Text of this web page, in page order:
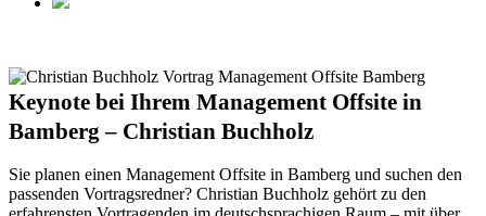
Keynote bei Ihrem Management Offsite in
Bamberg – Christian Buchholz
Sie planen einen Management Offsite in Bamberg und suchen den
passenden Vortragsredner? Christian Buchholz gehört zu den